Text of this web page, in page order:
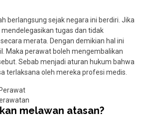
berlangsung sejak negara ini berdiri. Jika
tugas dan tidak
merata. Dengan demikian hal ini
Maka perawat boleh mengembalikan
Sebab menjadi aturan hukum bahwa
terlaksana oleh mereka profesi medis.
melawan atasan?